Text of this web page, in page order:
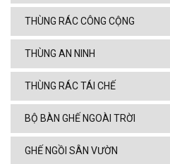
THÙNG RÁC CÔNG CỘNG
THÙNG AN NINH
THÙNG RÁC TÁI CHẾ
BỘ BÀN GHẾ NGOÀI TRỜI
GHẾ NGỒI SÂN VƯỜN